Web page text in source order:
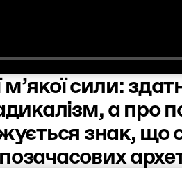
м’якої сили:
а про
знак, що